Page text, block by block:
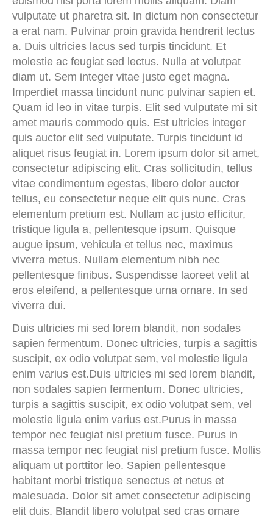
vulputate ut pharetra sit. In dictum non consectetur
a erat nam. Pulvinar proin gravida hendrerit lectus
a. Duis ultricies lacus sed turpis tincidunt. Et
molestie ac feugiat sed lectus. Nulla at volutpat
diam ut. Sem integer vitae justo eget magna.
Imperdiet massa tincidunt nunc pulvinar sapien et.
Quam id leo in vitae turpis. Elit sed vulputate mi sit
amet mauris commodo quis. Est ultricies integer
quis auctor elit sed vulputate. Turpis tincidunt id
aliquet risus feugiat in. Lorem ipsum dolor sit amet,
consectetur adipiscing elit. Cras sollicitudin, tellus
vitae condimentum egestas, libero dolor auctor
tellus, eu consectetur neque elit quis nunc. Cras
elementum pretium est. Nullam ac justo efficitur,
tristique ligula a, pellentesque ipsum. Quisque
augue ipsum, vehicula et tellus nec, maximus
viverra metus. Nullam elementum nibh nec
pellentesque finibus. Suspendisse laoreet velit at
eros eleifend, a pellentesque urna ornare. In sed
viverra dui.
Duis ultricies mi sed lorem blandit, non sodales
sapien fermentum. Donec ultricies, turpis a sagittis
suscipit, ex odio volutpat sem, vel molestie ligula
enim varius est.Duis ultricies mi sed lorem blandit,
non sodales sapien fermentum. Donec ultricies,
turpis a sagittis suscipit, ex odio volutpat sem, vel
molestie ligula enim varius est.Purus in massa
tempor nec feugiat nisl pretium fusce. Purus in
massa tempor nec feugiat nisl pretium fusce. Mollis
aliquam ut porttitor leo. Sapien pellentesque
habitant morbi tristique senectus et netus et
malesuada. Dolor sit amet consectetur adipiscing
elit duis. Blandit libero volutpat sed cras ornare